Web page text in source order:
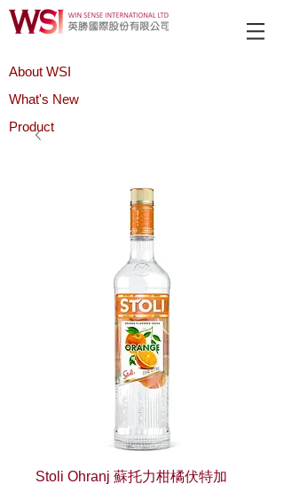
About WSI
What's New
Product
Stoli Ohranj 蘇托力柑橘伏特加